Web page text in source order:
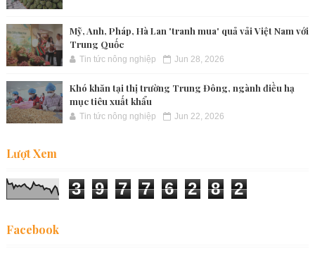
Mỹ, Anh, Pháp, Hà Lan 'tranh mua' quả vải Việt Nam với
Trung Quốc
Tin tức nông nghiệp Jun 28, 2026
Khó khăn tại thị trường Trung Đông, ngành điều hạ
mục tiêu xuất khẩu
Tin tức nông nghiệp Jun 22, 2026
Lượt Xem
3 9 7 7 6 2 8 2
Facebook